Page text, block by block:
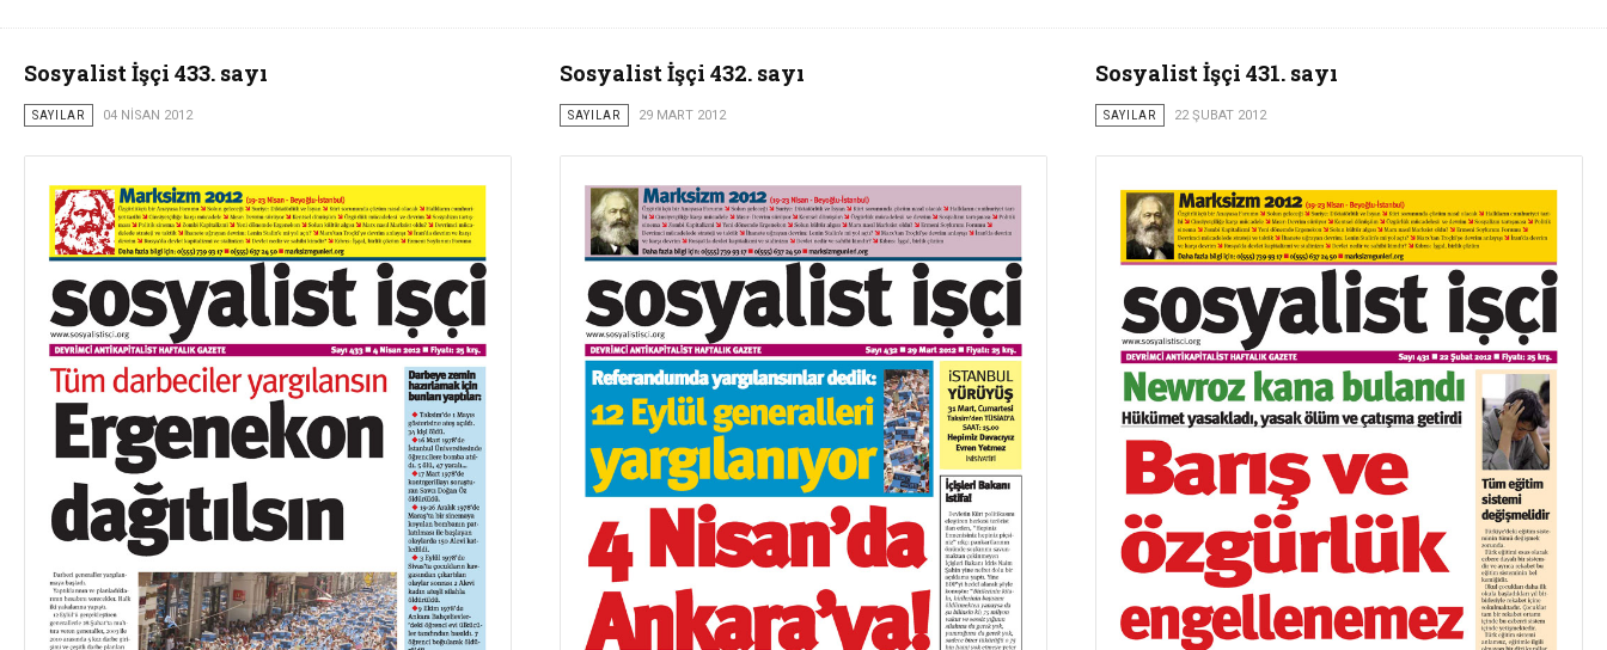
Sosyalist İşçi 433. sayı
SAYILAR 04 NISAN 2012
Sosyalist İşçi 432. sayı
SAYILAR 29 MART 2012
Sosyalist İşçi 431. sayı
SAYILAR 22 ŞUBAT 2012